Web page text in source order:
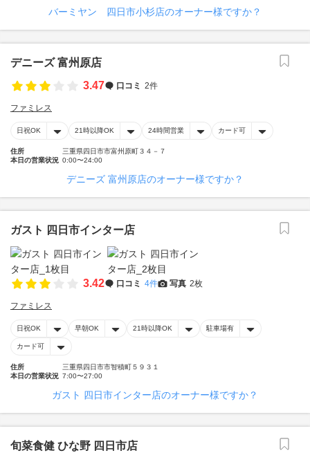
バーミヤン 四日市小杉店のオーナー様ですか？
デニーズ 富州原店
3.47
口コミ 2件
ファミレス
日祝OK 21時以降OK 24時間営業 カード可
住所
三重県四日市市富州原町３４－７
本日の営業状況 0:00〜24:00
デニーズ 富州原店のオーナー様ですか？
ガスト 四日市インター店
3.42 口コミ 4件 写真 2枚
ファミレス
日祝OK 早朝OK 21時以降OK 駐車場有
カード可
住所
三重県四日市市智積町５９３１
本日の営業状況 7:00〜27:00
ガスト 四日市インター店のオーナー様ですか？
旬菜食健 ひな野 四日市店